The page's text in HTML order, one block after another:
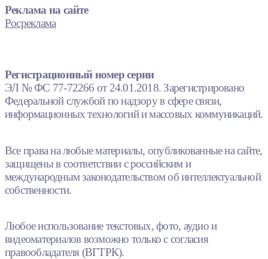
Реклама на сайте
Росреклама
Регистрационный номер серии
ЭЛ № ФС 77-72266 от 24.01.2018. Зарегистрировано
Федеральной службой по надзору в сфере связи,
информационных технологий и массовых коммуникаций.
Все права на любые материалы, опубликованные на сайте,
защищены в соответствии с российским и
международным законодательством об интеллектуальной
собственности.
Любое использование текстовых, фото, аудио и
видеоматериалов возможно только с согласия
правообладателя (ВГТРК).